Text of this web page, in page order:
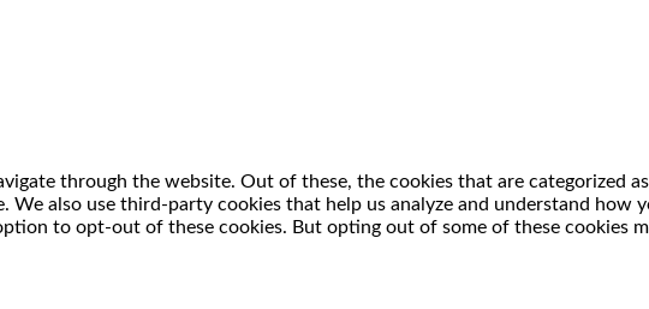
through the website. Out of these, the cookies that are categorized
also use third-party cookies that help us analyze and understand how
to opt-out of these cookies. But opting out of some of these cookies